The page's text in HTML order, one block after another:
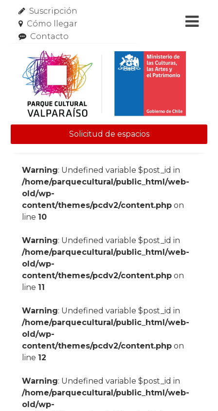
Suscripción
Cómo llegar
Contacto
Solicitud de espacios
Warning: Undefined variable $post_id in
/home/parquecultural/public_html/web-
old/wp-
content/themes/pcdv2/content.phpon
line 10
Warning: Undefined variable $post_id in
/home/parquecultural/public_html/web-
old/wp-
content/themes/pcdv2/content.phpon
line 11
Warning: Undefined variable $post_id in
/home/parquecultural/public_html/web-
old/wp-
content/themes/pcdv2/content.phpon
line 12
Warning: Undefined variable $post_id in
/home/parquecultural/public_html/web-
old/wp-